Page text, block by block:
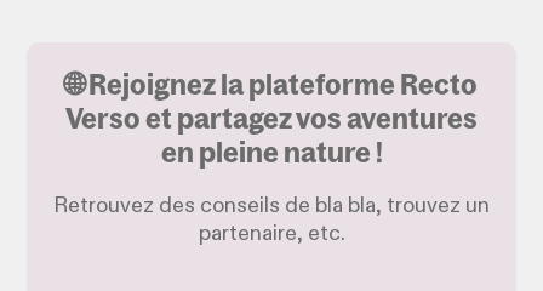
🌐 Rejoignez la plateforme Recto
Verso et partagez vos aventures
en pleine nature !
Retrouvez des conseils de bla bla, trouvez un
partenaire, etc.